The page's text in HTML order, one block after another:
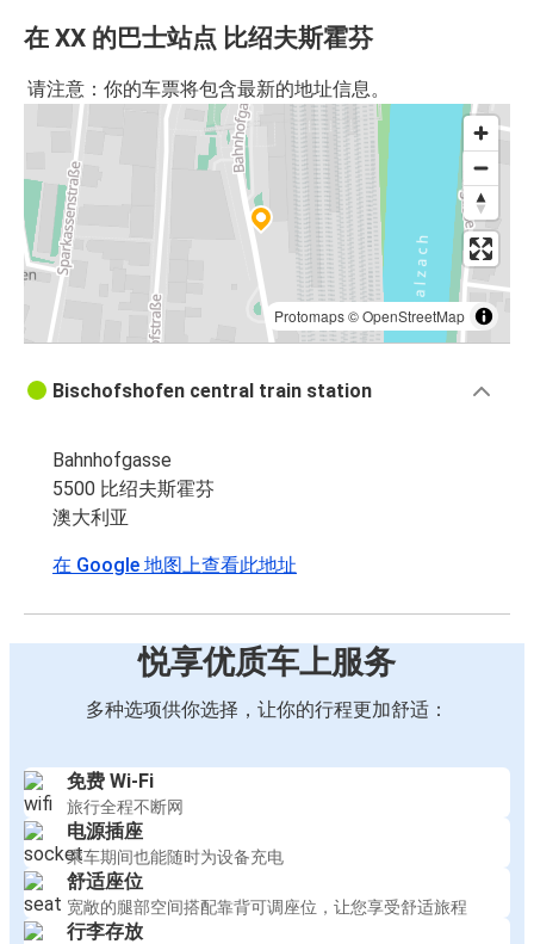
在 XX 的巴士站点 比绍夫斯霍芬
请注意：你的车票将包含最新的地址信息。
Protomaps©OpenStreetMap
Bischofshofen central train station
Bahnhofgasse
5500 比绍夫斯霍芬
澳大利亚
在 Google 地图上查看此地址
悦享优质车上服务
多种选项供你选择，让你的行程更加舒适：
免费 Wi-Fi
旅行全程不断网
电源插座
乘车期间也能随时为设备充电
舒适座位
宽敞的腿部空间搭配靠背可调座位，让您享受舒适旅程
行李存放